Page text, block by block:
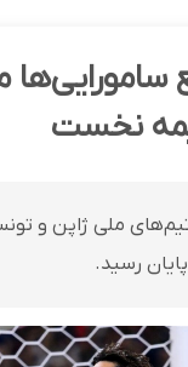
سامورایی‌ها
نخست
تیم‌های ملی ژاپن و
رسید.